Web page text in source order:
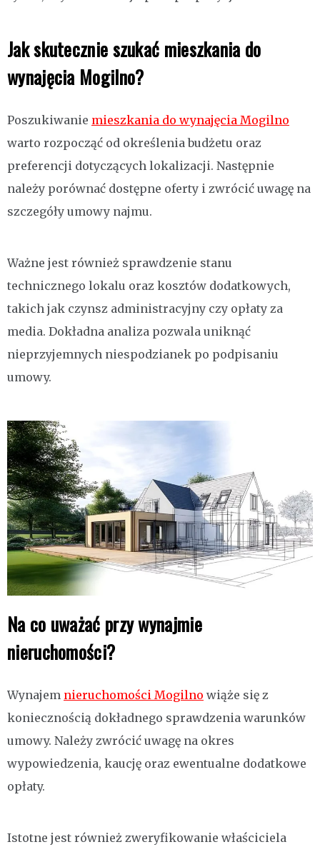
Jak skutecznie szukać mieszkania do
wynajęcia Mogilno?
Poszukiwanie mieszkania do wynajęcia Mogilno
warto rozpocząć od określenia budżetu oraz
preferencji dotyczących lokalizacji. Następnie
należy porównać dostępne oferty i zwrócić uwagę na
szczegóły umowy najmu.
Ważne jest również sprawdzenie stanu
technicznego lokalu oraz kosztów dodatkowych,
takich jak czynsz administracyjny czy opłaty za
media. Dokładna analiza pozwala uniknąć
nieprzyjemnych niespodzianek po podpisaniu
umowy.
Na co uważać przy wynajmie
nieruchomości?
Wynajem nieruchomości Mogilno wiąże się z
koniecznością dokładnego sprawdzenia warunków
umowy. Należy zwrócić uwagę na okres
wypowiedzenia, kaucję oraz ewentualne dodatkowe
opłaty.
Istotne jest również zweryfikowanie właściciela